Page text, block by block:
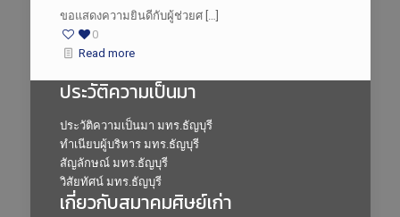
ขอแสดงความยินดีกับผู้ช่วยศ […]
0
Read more
ประวัติความเป็นมา
ประวัติความเป็นมา มทร.ธัญบุรี
ทำเนียบผู้บริหาร มทร.ธัญบุรี
สัญลักษณ์ มทร.ธัญบุรี
วิสัยทัศน์ มทร.ธัญบุรี
เกี่ยวกับสมาคมศิษย์เก่า